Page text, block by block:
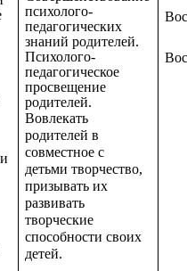
психолого-
педагогических
знаний родителей.
Психолого-
педагогическое
просвещение
родителей.
Вовлекать
родителей в
совместное с
детьми творчество,
призывать их
развивать
творческие
способности своих
детей.